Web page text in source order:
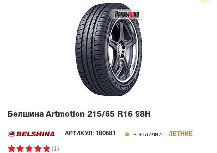
Белшина Artmotion 215/65 R16 98H
АРТИКУЛ: 180681 в наличии ЛЕТНИЕ
(1)